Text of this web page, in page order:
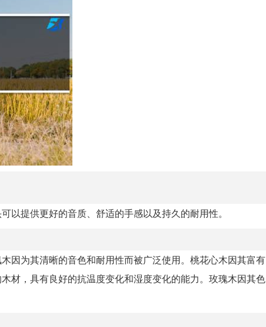
以提供更好的音质、舒适的手感以及持久的耐用性。
因为其清晰的音色和耐用性而被广泛使用。桃花心木因其富有
材，具有良好的抗温度变化和湿度变化的能力。玫瑰木因其色